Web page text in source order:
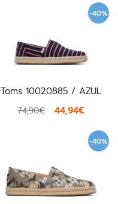
-40%
Toms 10020885 / AZUL
74,90€ 44,94€
-40%